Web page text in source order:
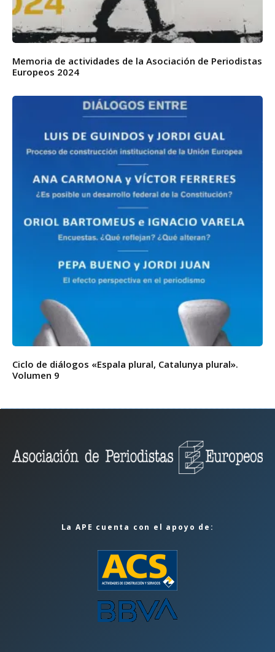
Memoria de actividades de la Asociación de Periodistas
Europeos 2024
Ciclo de diálogos «Espala plural, Catalunya plural».
Volumen 9
La APE cuenta con el apoyo de: